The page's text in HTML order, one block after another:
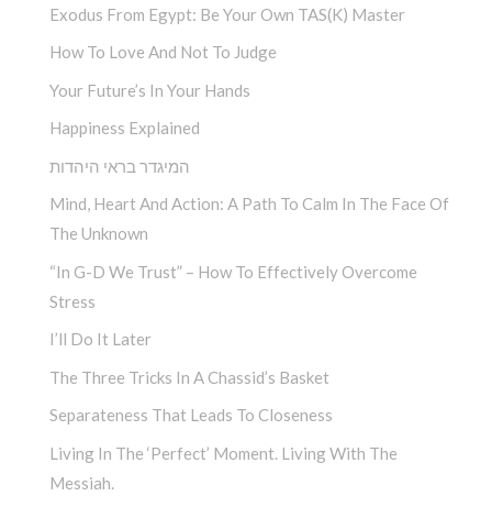
Exodus From Egypt: Be Your Own TAS(K) Master
How To Love And Not To Judge
Your Future’s In Your Hands
Happiness Explained
המיגדר בראי היהדות
Mind, Heart And Action: A Path To Calm In The Face Of
The Unknown
“In G-D We Trust” – How To Effectively Overcome
Stress
I’ll Do It Later
The Three Tricks In A Chassid’s Basket
Separateness That Leads To Closeness
Living In The ‘Perfect’ Moment. Living With The
Messiah.